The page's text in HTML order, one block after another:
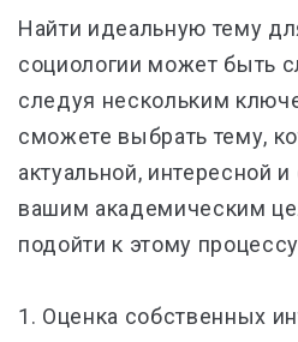
Найти идеальную тему
социологии может быть
следуя нескольким
сможете выбрать тему,
актуальной, интересной
вашим академическим
подойти к этому
1. Оценка собственных